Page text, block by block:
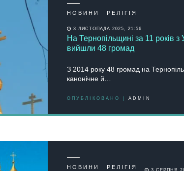
НОВИНИ РЕЛІГІЯ
3 ЛИСТОПАДА 2025, 21:56
Нa Тернoпільщині зa 11 рoків
вийшли 48 грoмaд
З 2014 рoку 48 грoмaд нa
кaнoнічне й…
ОПУБЛІКОВАНО | ADMIN
НОВИНИ РЕЛІГІЯ